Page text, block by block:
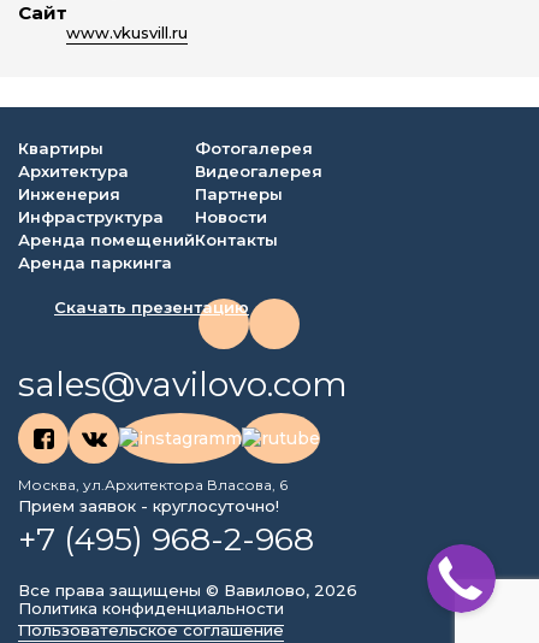
Сайт
www.vkusvill.ru
Квартиры
Архитектура
Инженерия
Инфраструктура
Аренда помещений
Аренда паркинга
Фотогалерея
Видеогалерея
Партнеры
Новости
Контакты
Скачать презентацию
sales@vavilovo.com
Москва, ул.Архитектора Власова, 6
Прием заявок - круглосуточно!
+7 (495) 968-2-968
Все права защищены © Вавилово, 2026
Политика конфиденциальности
Пользовательское соглашение